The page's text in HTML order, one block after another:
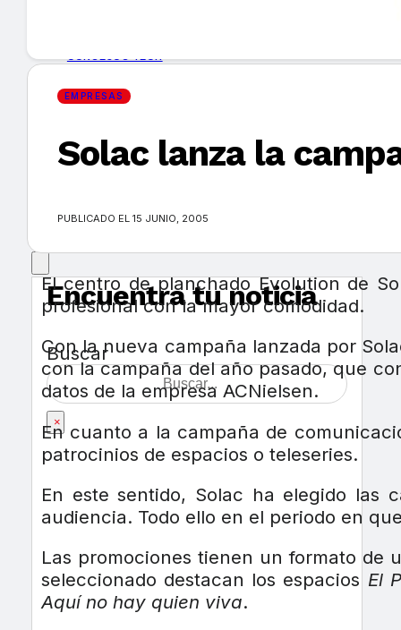
MERCADOS Y TENDENCIAS
EVENTOS
Encuentra tu noticia
Buscar
×
EMPRESAS
Solac lanza la
PUBLICADO EL 15 JUNIO, 2005
El centro de planchado Evolution de
profesional con la mayor comodidad.
Con la nueva campaña lanzada por
con la campaña del año pasado, que
datos de la empresa ACNielsen.
En cuanto a la campaña de
patrocinios de espacios o teleseries.
En este sentido, Solac ha elegido las
audiencia. Todo ello en el periodo en
Las promociones tienen un formato de
seleccionado destacan los espacios El
Aquí no hay quien viva.